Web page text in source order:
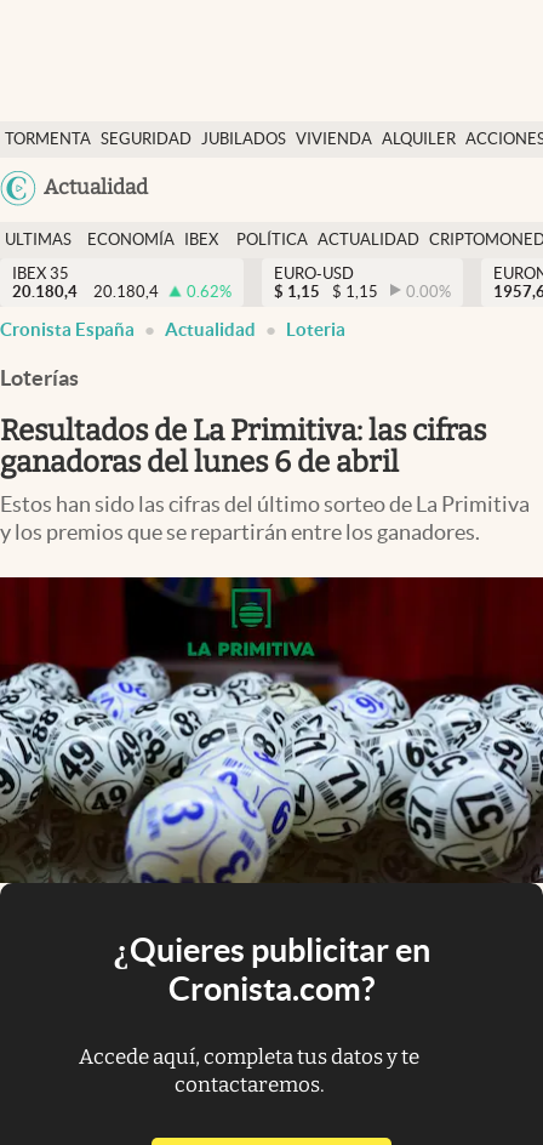
TORMENTA SEGURIDAD JUBILADOS VIVIENDA ALQUILER
USA
Actualidad
Economía y finanzas
Política
Actualidad
Criptomonedas
España
ULTIMAS
NOTICIAS
ECONOMÍA
FINANZAS
IBEX
EURO
POLÍTICA ACTUALIDAD
IBEX 35
20.180,4
20.180,4 0.62%
EURO-USD
$ 1,15 $ 1,15 0.00%
Cronista España Actualidad Loteria
Loterías
Resultados de La Primitiva: las cifras
ganadoras del lunes 6 de abril
Estos han sido las cifras del último sorteo de La Primitiva
y los premios que se repartirán entre los ganadores.
¿Quieres publicitar en
Cronista.com?
Accede aquí, completa tus datos y te
contactaremos.